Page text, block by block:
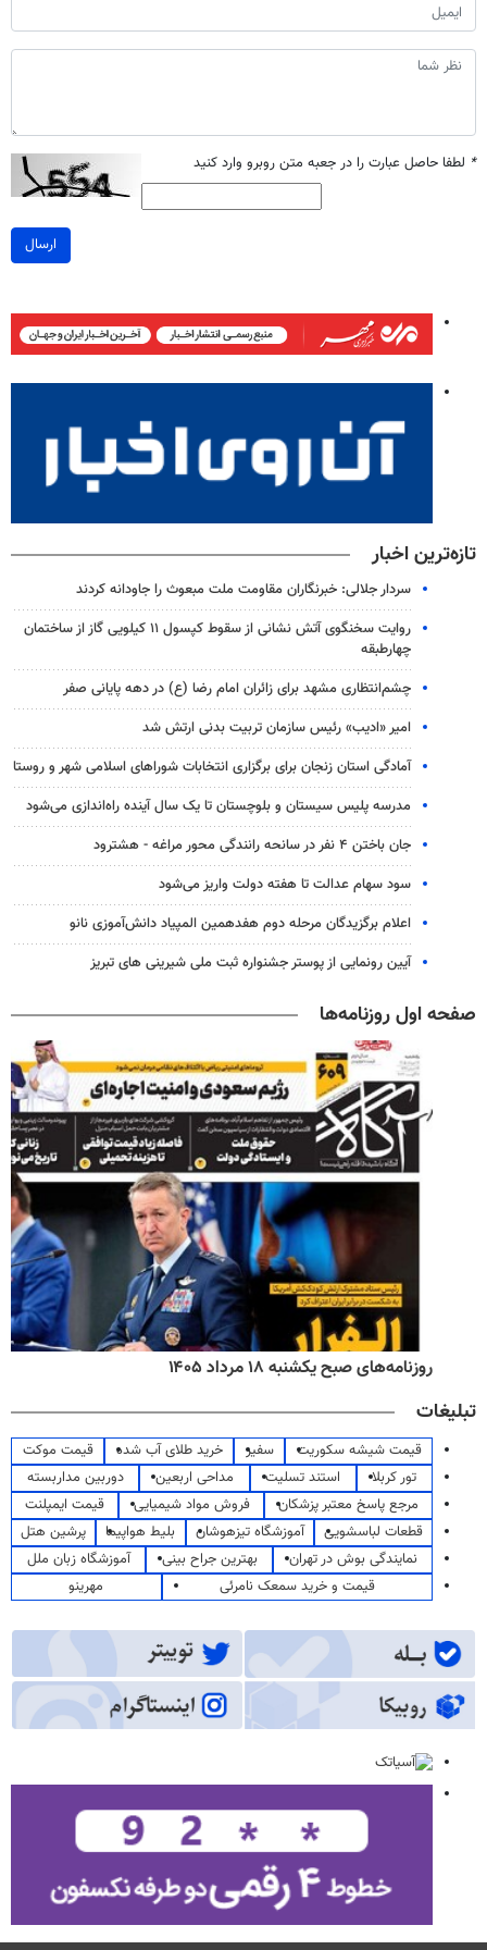
* لطفا حاصل عبارت را در جعبه متن روبرو وارد کنید
ارسال
تازه‌ترین اخبار
سردار جلالی: خبرنگاران مقاومت ملت مبعوث را جاودانه کردند
روایت سخنگوی آتش نشانی از سقوط کپسول ۱۱ کیلویی گاز از ساختمان
چهارطبقه
چشم‌انتظاری مشهد برای زائران امام رضا (ع) در دهه پایانی صفر
امیر «ادیب» رئیس سازمان تربیت بدنی ارتش شد
آمادگی استان زنجان برای برگزاری انتخابات شوراهای اسلامی شهر و روستا
مدرسه پلیس سیستان و بلوچستان تا یک سال آینده راه‌اندازی می‌شود
جان باختن ۴ نفر در سانحه رانندگی محور مراغه - هشترود
سود سهام عدالت تا هفته دولت واریز می‌شود
اعلام برگزیدگان مرحله دوم هفدهمین المپیاد دانش‌آموزی نانو
آیین رونمایی از پوستر جشنواره ثبت ملی شیرینی های تبریز
صفحه اول روزنامه‌ها
روزنامه‌های صبح یکشنبه ۱۸ مرداد ۱۴۰۵
تبلیغات
قیمت شیشه سکوریت سفیر خرید طلای آب شده
قیمت موکت
تور کربلا
استند تسلیت مداحی اربعین
دوربین مداربسته
مرجع پاسخ معتبر پزشکان
فروش مواد شیمیایی
قیمت ایمپلنت
قطعات لباسشویی
آموزشگاه تیزهوشان بلیط هواپیما
پرشین هتل
نمایندگی بوش در تهران
بهترین جراح بینی
آموزشگاه زبان ملل
قیمت و خرید سمعک نامرئی
مهرینو